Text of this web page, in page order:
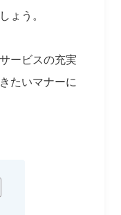
ょう。
ービスの充実
たいマナーに